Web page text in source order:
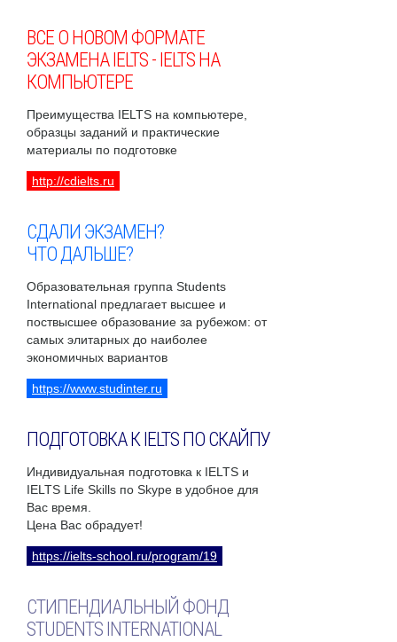
ВСЕ О НОВОМ ФОРМАТЕ
ЭКЗАМЕНА IELTS - IELTS НА
КОМПЬЮТЕРЕ
Преимущества IELTS на компьютере,
образцы заданий и практические
материалы по подготовке
http://cdielts.ru
СДАЛИ ЭКЗАМЕН?
ЧТО ДАЛЬШЕ?
Образовательная группа Students
International предлагает высшее и
поствысшее образование за рубежом: от
самых элитарных до наиболее
экономичных вариантов
https://www.studinter.ru
ПОДГОТОВКА К IELTS ПО СКАЙПУ
Индивидуальная подготовка к IELTS и
IELTS Life Skills по Skype в удобное для
Вас время.
Цена Вас обрадует!
https://ielts-school.ru/program/19
СТИПЕНДИАЛЬНЫЙ ФОНД
STUDENTS INTERNATIONAL